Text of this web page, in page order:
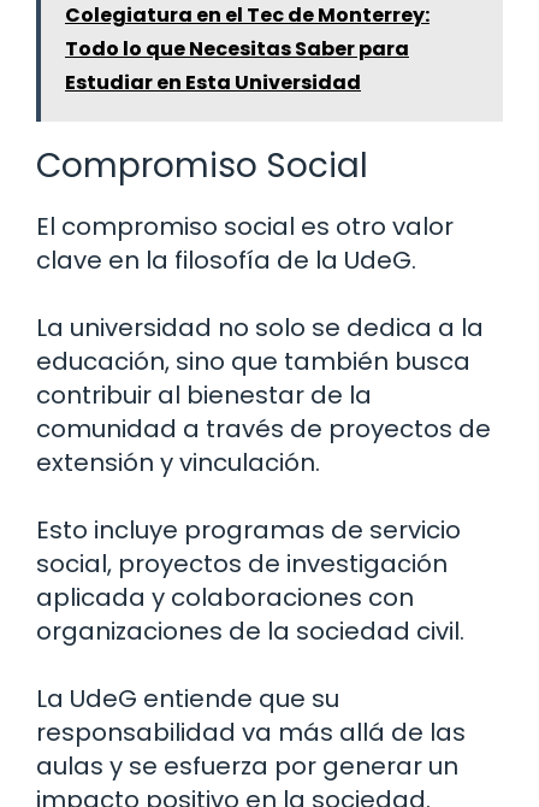
Colegiatura en el Tec de Monterrey:
Todo lo que Necesitas Saber para
Estudiar en Esta Universidad
Compromiso Social
El compromiso social es otro valor
clave en la filosofía de la UdeG.
La universidad no solo se dedica a la
educación, sino que también busca
contribuir al bienestar de la
comunidad a través de proyectos de
extensión y vinculación.
Esto incluye programas de servicio
social, proyectos de investigación
aplicada y colaboraciones con
organizaciones de la sociedad civil.
La UdeG entiende que su
responsabilidad va más allá de las
aulas y se esfuerza por generar un
impacto positivo en la sociedad.